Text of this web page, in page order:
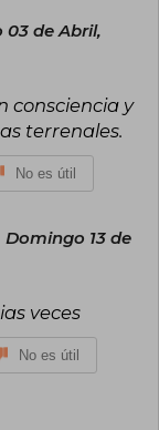
de Abril,
consciencia y
terrenales.
No es útil
Domingo 13 de
veces
No es útil